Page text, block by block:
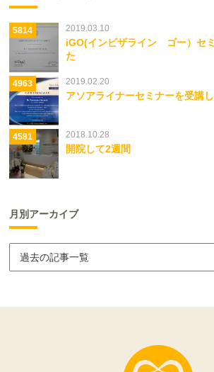
5814 2019.03.10
iGO(インビザライン ゴー）セ
た
4963 2019.02.20
アソアライナーセミナーを受講
4581 2018.10.28
開院して2週間
月別アーカイブ